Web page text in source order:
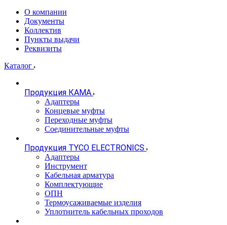
О компании
Документы
Коллектив
Пункты выдачи
Реквизиты
Каталог
Продукция КАМА
Адаптеры
Концевые муфты
Переходные муфты
Соединительные муфты
Продукция TYCO ELECTRONICS
Адаптеры
Инструмент
Кабельная арматура
Комплектующие
ОПН
Термоусаживаемые изделия
Уплотнитель кабельных проходов